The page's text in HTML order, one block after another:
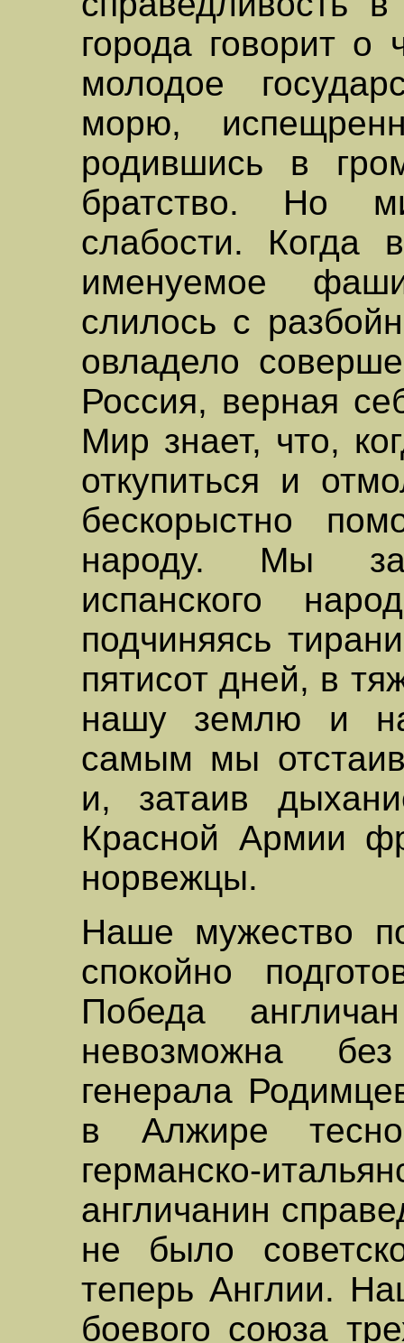
города говорит о
молодое
морю,
родившись в
братство. Но
слабости. Когда
именуемое
слилось с
овладело
Россия, верная
Мир знает, что,
откупиться и
бескорыстно
народу. Мы
испанского
подчиняясь
пятисот дней, в
нашу землю и
самым мы
и, затаив
Красной Армии
норвежцы.
Наше мужество
спокойно
Победа
невозможна
генерала
в Алжире
германско-
англичанин
не было
теперь Англии.
боевого союза